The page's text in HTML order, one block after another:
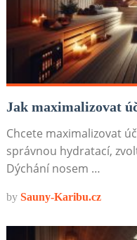
Jak maximalizovat
Chcete maximalizovat
správnou hydratací,
Dýchání nosem …
by Sauny-Karibu.cz